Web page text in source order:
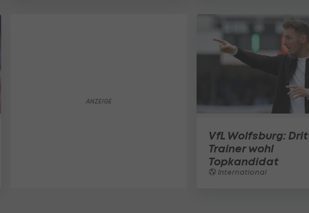
VfL Wolfsburg:
Trainer wohl
Topkandidat
International